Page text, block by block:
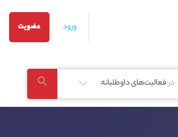
ورود عضویت
در:فعالیت‌های داوطلبانه